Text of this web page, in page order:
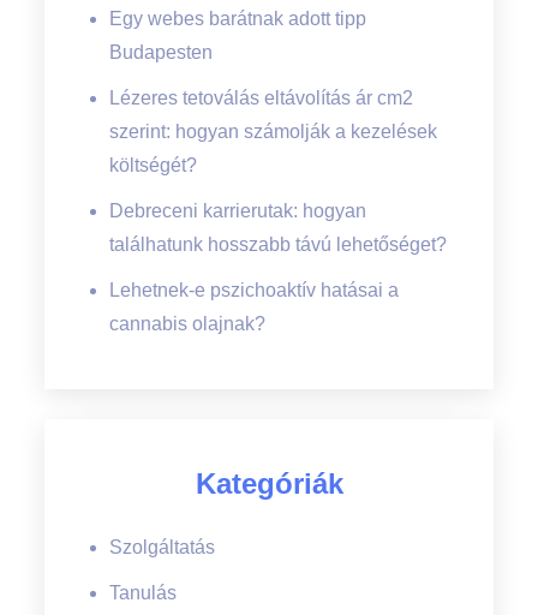
Egy webes barátnak adott tipp
Budapesten
Lézeres tetoválás eltávolítás ár cm2
szerint: hogyan számolják a kezelések
költségét?
Debreceni karrierutak: hogyan
találhatunk hosszabb távú lehetőséget?
Lehetnek-e pszichoaktív hatásai a
cannabis olajnak?
Kategóriák
Szolgáltatás
Tanulás